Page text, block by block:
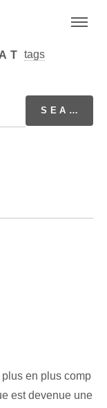
tags
en plus comp
est devenue une